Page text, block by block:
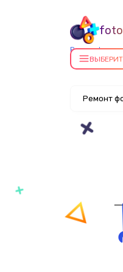
Ремонт
Астрахани
Ремонт